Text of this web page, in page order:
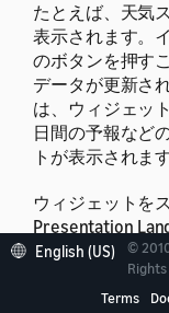
たとえば、天気
表示されます。
のボタンを押す
データが更新さ
は、ウィジェッ
日間の予報など
トが表示されます
ウィジェットを
Presentation
English (US)
©
Rights
Terms